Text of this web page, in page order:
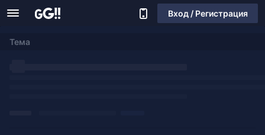
Вход / Регистрация
Тема